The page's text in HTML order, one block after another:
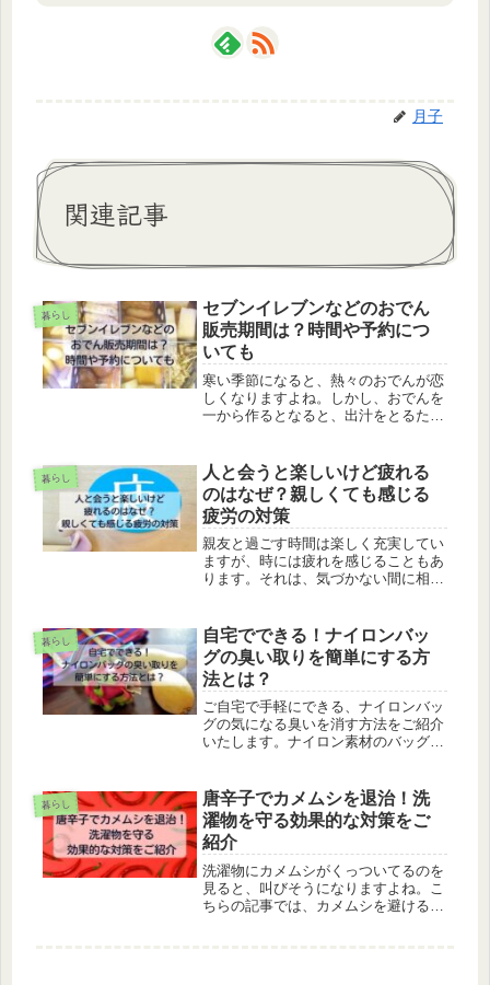
月子
関連記事
暮らし
セブンイレブンなどのおでん
販売期間は？時間や予約につ
いても
寒い季節になると、熱々のおでんが恋
しくなりますよね。しかし、おでんを
一から作るとなると、出汁をとるため
点、セブンイレブンなどのコンビニお
でんは手軽に楽しめるため、一人暮ら
し...
暮らし
人と会うと楽しいけど疲れる
のはなぜ？親しくても感じる
疲労の対策
親友と過ごす時間は楽しく充実してい
ますが、時には疲れを感じることもあ
ります。それは、気づかない間に相手
独立した個人であり、無意識に彼らへ
の配慮をしていることがあります。こ
れ...
暮らし
自宅でできる！ナイロンバッ
グの臭い取りを簡単にする方
法とは？
ご自宅で手軽にできる、ナイロンバッ
グの気になる臭いを消す方法をご紹介
いたします。ナイロン素材のバッグ
臭いが移ってしまうことがあります。
大切なバッグだからこそ、しっかりと
した...
暮らし
唐辛子でカメムシを退治！洗
濯物を守る効果的な対策をご
紹介
洗濯物にカメムシがくっついてるのを
見ると、叫びそうになりますよね。こ
ちらの記事では、カメムシを避けるた